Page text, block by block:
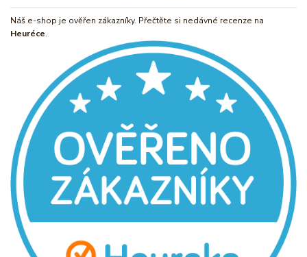
Náš e-shop je ověřen zákazníky. Přečtěte si nedávné recenze na
Heuréce.